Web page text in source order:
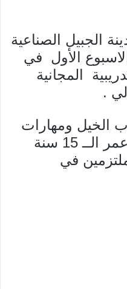
الجبيل الصناعية
الأول في
المجانية
.
الخيل ومهارات
الفروسية للصغار دون عمر الــ 15 سنة
في